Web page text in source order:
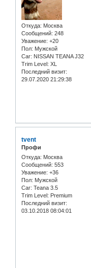
Откуда: Москва
Сообщений: 248
Уважение: +20
Пол: Мужской
Car: NISSAN TEANA J32
Trim Level: XL
Последний визит:
29.07.2020 21:29:38
tvent
Профи
Откуда: Москва
Сообщений: 553
Уважение: +36
Пол: Мужской
Car: Teana 3.5
Trim Level: Premium
Последний визит:
03.10.2018 08:04:01